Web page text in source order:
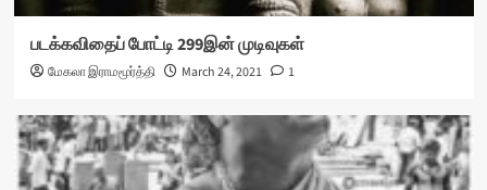
படக்கவிதைப் போட்டி 299இன் முடிவுகள்
மேகலா இராமமூர்த்தி March 24, 2021 1